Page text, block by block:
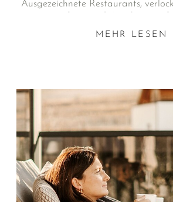
Ausgezeichnete Restaurants,
Familien und Adults only,
Lehnen Sie sich zurück, genießen
Sterne-Superior-Wellnesshotels
Genießen Sie das
Dolce Vita.
MEHR LESEN